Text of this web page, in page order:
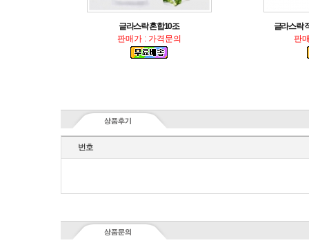
글라스락 혼합10조
판매가 : 가격문의
글라스락
판
번호